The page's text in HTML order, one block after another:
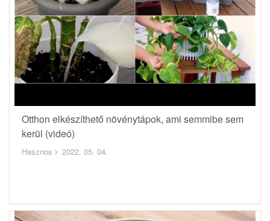
Otthon elkészíthető növénytápok, ami semmibe sem
kerül (videó)
Hasznos 2022. 05. 04.